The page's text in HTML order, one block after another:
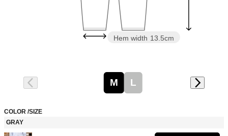
Hem width 13.5cm
M L
COLOR SIZE
GRAY